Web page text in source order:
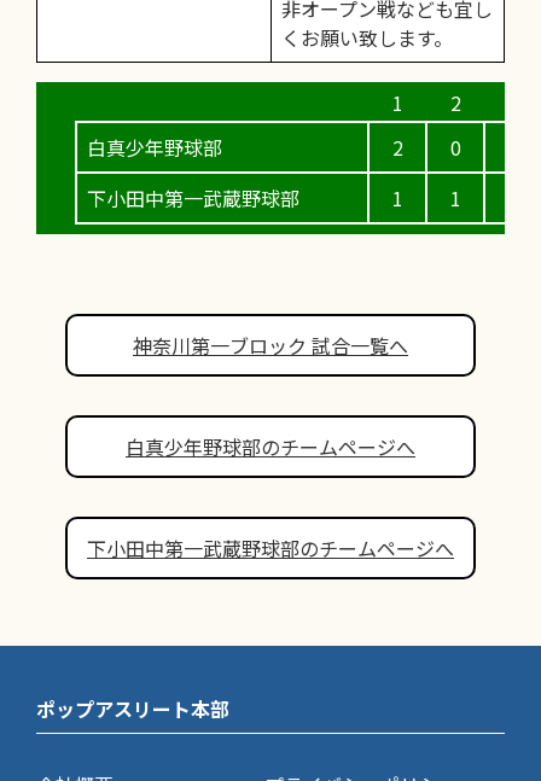
非オープン戦なども宜し
くお願い致します。
白真少年野球部
下小田中第一武蔵野球部
2
1
0
1
神奈川第一ブロック 試合一覧へ
白真少年野球部のチームページへ
下小田中第一武蔵野球部のチームページへ
ポップアスリート本部